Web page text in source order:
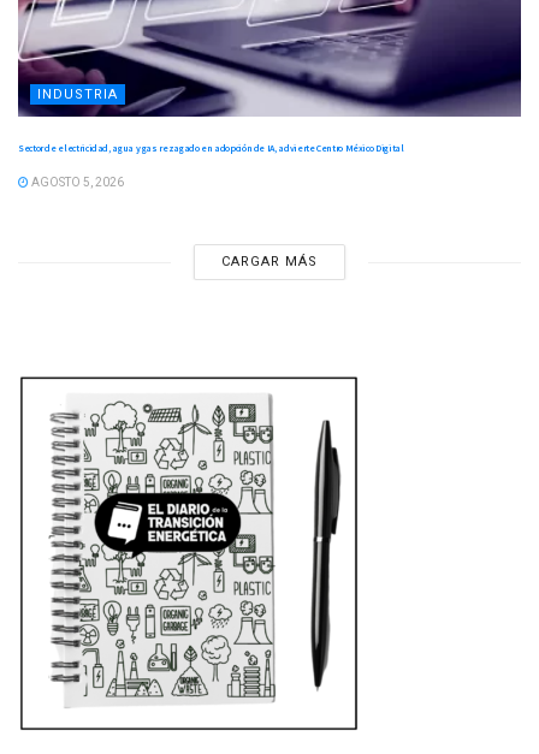
INDUSTRIA
Sector de electricidad, agua y gas rezagado en adopción de IA, advierte Centro México Digital
AGOSTO 5, 2026
CARGAR MÁS